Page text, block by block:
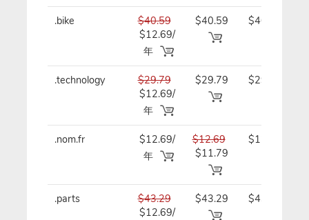
.bike
$40.59
$12.69/
年
$40.59
$40.59/
.technology
$29.79
$12.69/
年
$29.79
$29.79/
.nom.fr
$12.69/
年
$12.69
$11.79
$12.69/
.parts
$43.29
$12.69/
$43.29
$43.29/